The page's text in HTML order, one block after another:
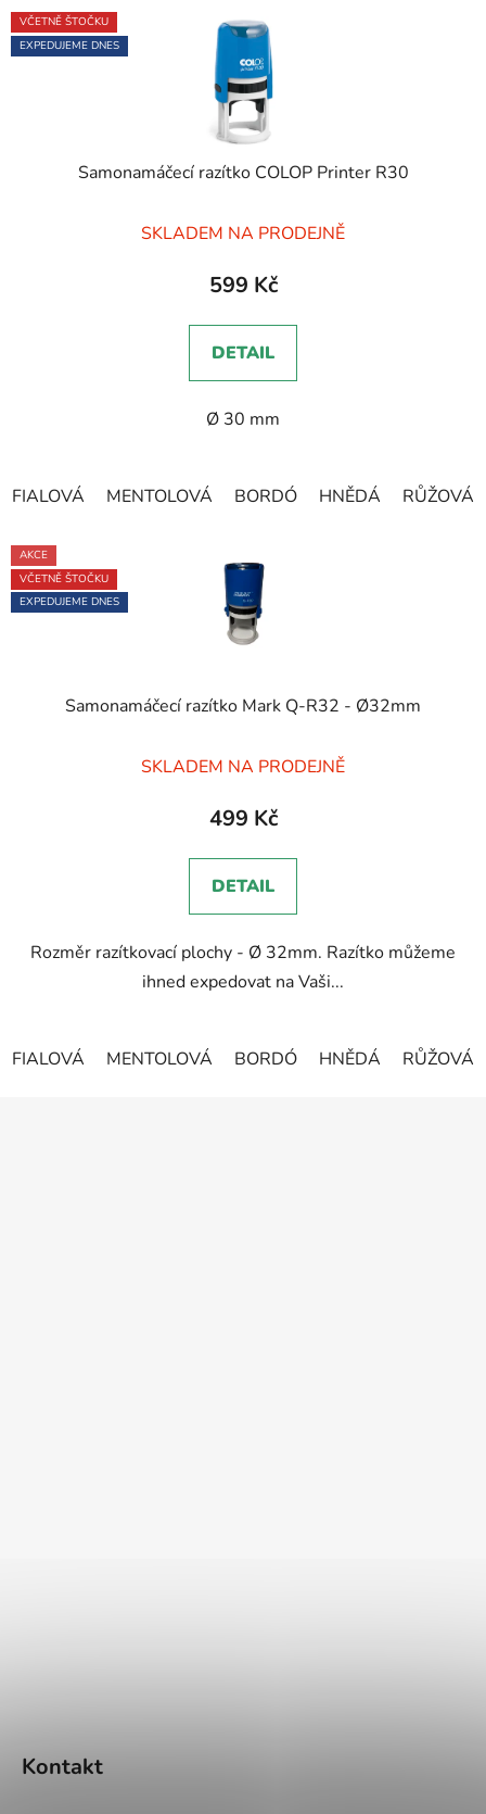
VČETNĚ ŠTOČKU
EXPEDUJEME DNES
Samonamáčecí razítko COLOP Printer R30
hodnocení
produktu
5,0
z
hvězdiček.
SKLADEM NA PRODEJNĚ
599 Kč
DETAIL
Ø 30 mm
FIALOVÁ MENTOLOVÁ BORDÓ HNĚDÁ RŮŽOVÁ
AKCE
VČETNĚ ŠTOČKU
EXPEDUJEME DNES
Samonamáčecí razítko Mark Q-R32 - Ø32mm
hodnocení
produktu
5,0
z
hvězdiček.
SKLADEM NA PRODEJNĚ
499 Kč
DETAIL
Rozměr razítkovací plochy - Ø 32mm. Razítko můžeme
ihned expedovat na Vaši...
FIALOVÁ MENTOLOVÁ BORDÓ HNĚDÁ RŮŽOVÁ
Kontakt